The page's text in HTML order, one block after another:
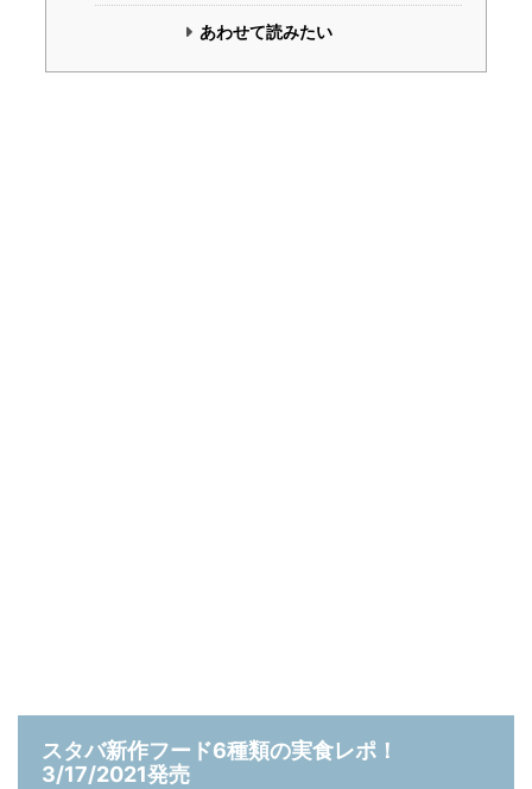
あわせて読みたい
スタバ新作フード6種類の実食レポ！
3/17/2021発売